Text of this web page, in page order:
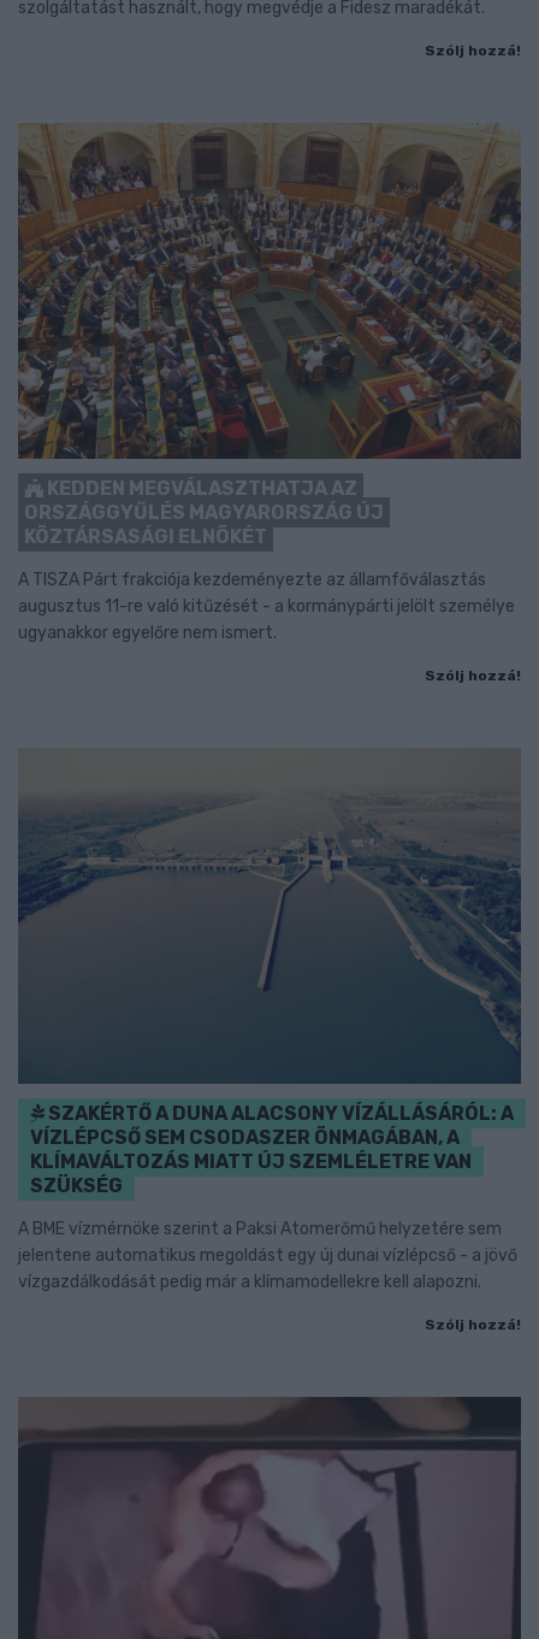
szolgáltatást használt, hogy megvédje a Fidesz maradékát.
Szólj hozzá!
KEDDEN MEGVÁLASZTHATJA AZ
ORSZÁGGYŰLÉS MAGYARORSZÁG ÚJ
KÖZTÁRSASÁGI ELNÖKÉT
A TISZA Párt frakciója kezdeményezte az államfőválasztás
augusztus 11-re való kitűzését - a kormánypárti jelölt személye
ugyanakkor egyelőre nem ismert.
Szólj hozzá!
SZAKÉRTŐ A DUNA ALACSONY VÍZÁLLÁSÁRÓL: A
VÍZLÉPCSŐ SEM CSODASZER ÖNMAGÁBAN, A
KLÍMAVÁLTOZÁS MIATT ÚJ SZEMLÉLETRE VAN
SZÜKSÉG
A BME vízmérnöke szerint a Paksi Atomerőmű helyzetére sem
jelentene automatikus megoldást egy új dunai vízlépcső - a jövő
vízgazdálkodását pedig már a klímamodellekre kell alapozni.
Szólj hozzá!